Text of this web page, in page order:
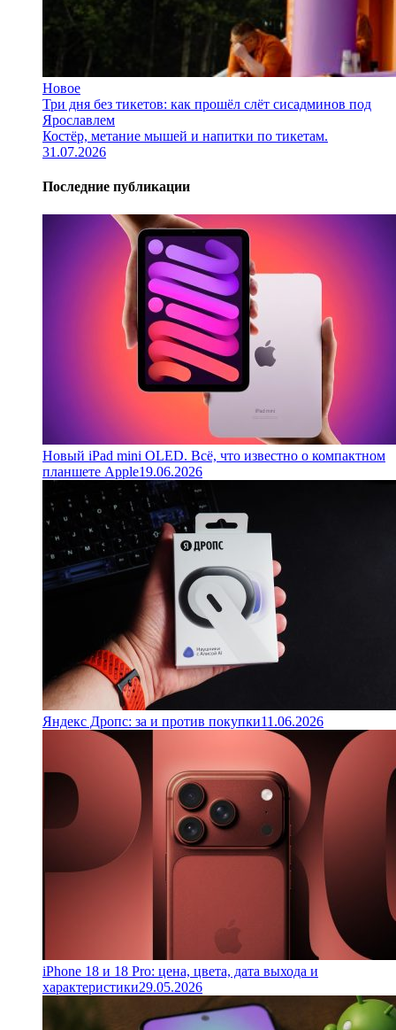
Новое
Три дня без тикетов: как прошёл слёт сисадминов под
Ярославлем
Костёр, метание мышей и напитки по тикетам.
31.07.2026
Последние публикации
Новый iPad mini OLED. Всё, что известно о компактном
планшете Apple19.06.2026
Яндекс Дропс: за и против покупки11.06.2026
iPhone 18 и 18 Pro: цена, цвета, дата выхода и
характеристики29.05.2026